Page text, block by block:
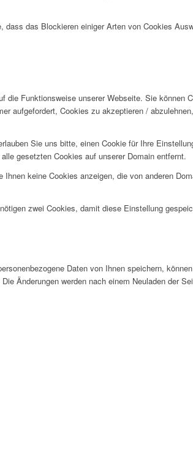
das Blockieren einiger Arten von Cookies
die Funktionsweise unserer Webseite. Sie können
aufgefordert, Cookies zu akzeptieren /
Sie uns bitte, einen Cookie für Ihre
gesetzten Cookies auf unserer Domain entfernt.
keine Cookies anzeigen, die von anderen
zwei Cookies, damit diese Einstellung
Daten von Ihnen speichern,
Änderungen werden nach einem Neuladen der